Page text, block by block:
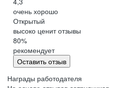
очень хорошо
Открытый
высоко ценит отзывы
80%
рекомендует
Оставить отзыв
Награды работодателя